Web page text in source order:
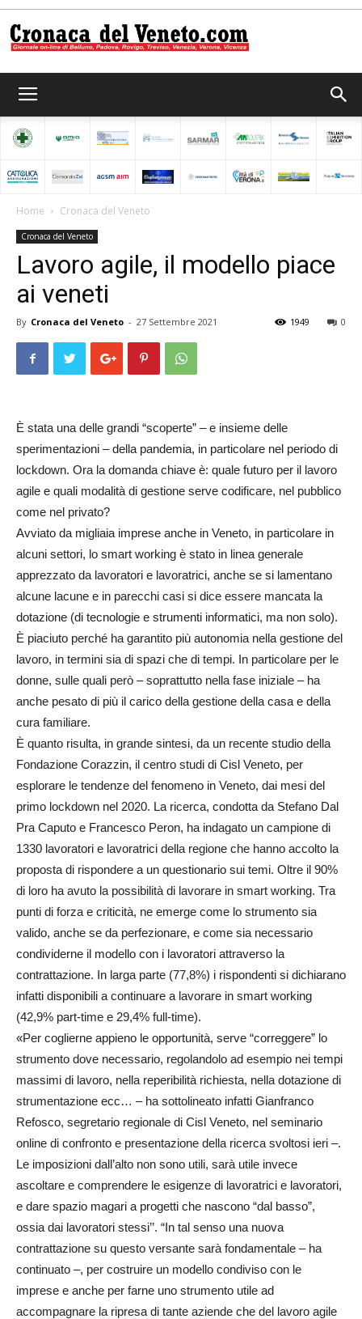
del
Home Cronaca del Veneto
Cronaca del Veneto
Lavoro agile, il modello piace
ai veneti
By Cronaca del Veneto - 27 Settembre 2021 0
1949
È stata una delle grandi “scoperte” – e insieme delle
sperimentazioni – della pandemia, in particolare nel periodo di
lockdown. Ora la domanda chiave è: quale futuro per il lavoro
agile e quali modalità di gestione serve codificare, nel pubblico
come nel privato?
Avviato da migliaia imprese anche in Veneto, in particolare in
alcuni settori, lo smart working è stato in linea generale
apprezzato da lavoratori e lavoratrici, anche se si lamentano
alcune lacune e in parecchi casi si dice essere mancata la
dotazione (di tecnologie e strumenti informatici, ma non solo).
È piaciuto perché ha garantito più autonomia nella gestione del
lavoro, in termini sia di spazi che di tempi. In particolare per le
donne, sulle quali però – soprattutto nella fase iniziale – ha
anche pesato di più il carico della gestione della casa e della
cura familiare.
È quanto risulta, in grande sintesi, da un recente studio della
Fondazione Corazzin, il centro studi di Cisl Veneto, per
esplorare le tendenze del fenomeno in Veneto, dai mesi del
primo lockdown nel 2020. La ricerca, condotta da Stefano Dal
Pra Caputo e Francesco Peron, ha indagato un campione di
1330 lavoratori e lavoratrici della regione che hanno accolto la
proposta di rispondere a un questionario sui temi. Oltre il 90%
di loro ha avuto la possibilità di lavorare in smart working. Tra
punti di forza e criticità, ne emerge come lo strumento sia
valido, anche se da perfezionare, e come sia necessario
condividerne il modello con i lavoratori attraverso la
contrattazione. In larga parte (77,8%) i rispondenti si dichiarano
infatti disponibili a continuare a lavorare in smart working
(42,9% part-time e 29,4% full-time).
«Per coglierne appieno le opportunità, serve “correggere” lo
strumento dove necessario, regolandolo ad esempio nei tempi
massimi di lavoro, nella reperibilità richiesta, nella dotazione di
strumentazione ecc… – ha sottolineato infatti Gianfranco
Refosco, segretario regionale di Cisl Veneto, nel seminario
online di confronto e presentazione della ricerca svoltosi ieri –.
Le imposizioni dall’alto non sono utili, sarà utile invece
ascoltare e comprendere le esigenze di lavoratrici e lavoratori,
e dare spazio magari a progetti che nascono “dal basso”,
ossia dai lavoratori stessi’’. “In tal senso una nuova
contrattazione su questo versante sarà fondamentale – ha
continuato –, per costruire un modello condiviso con le
imprese e anche per farne uno strumento utile ad
accompagnare la ripresa di tante aziende che del lavoro agile